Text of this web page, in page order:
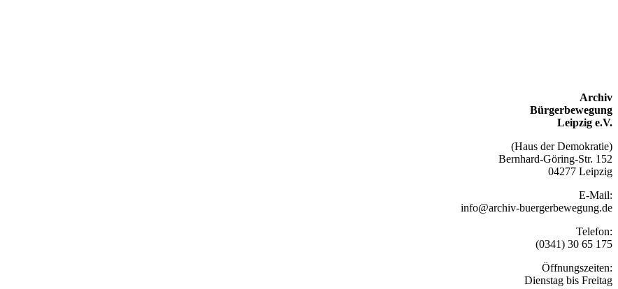
Archiv
Bürgerbewegung
Leipzig e.V.
(Haus der Demokratie)
Bernhard-Göring-Str. 152
04277 Leipzig
E-Mail:
info@archiv-buergerbewegung.de
Telefon:
(0341) 30 65 175
Öffnungszeiten:
Dienstag bis Freitag